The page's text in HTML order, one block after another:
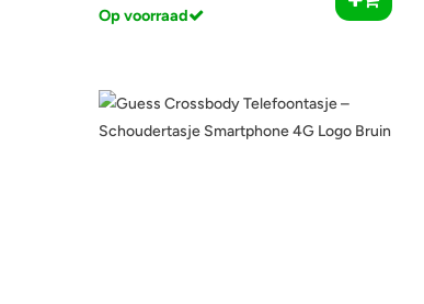
Op voorraad